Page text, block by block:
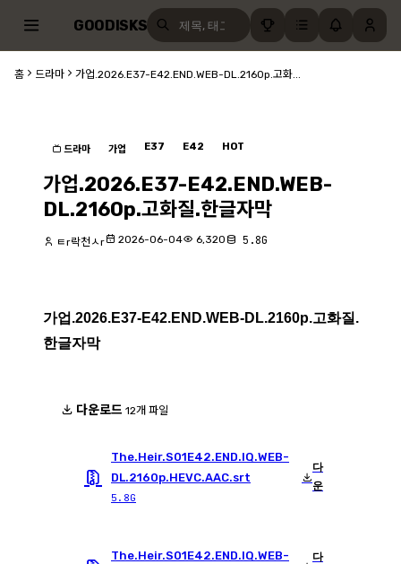
GOODISKS
홈 드라마 가업.2026.E37-E42.END.WEB-DL.2160p.고화...
드라마 가업 E37 E42 HOT
가업.2026.E37-E42.END.WEB-
DL.2160p.고화질.한글자막
ㅌr락천ㅅr 2026-06-04 6,320 5.8G
가업.2026.E37-E42.END.WEB-DL.2160p.고화질.
한글자막
다운로드 12개 파일
The.Heir.S01E42.END.IQ.WEB-
DL.2160p.HEVC.AAC.srt
5.8G
다
운
The.Heir.S01E42.END.IQ.WEB-
다